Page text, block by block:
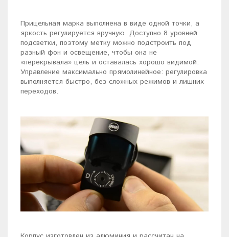
Прицельная марка выполнена в виде одной точки, а
яркость регулируется вручную. Доступно 8 уровней
подсветки, поэтому метку можно подстроить под
разный фон и освещение, чтобы она не
«перекрывала» цель и оставалась хорошо видимой.
Управление максимально прямолинейное: регулировка
выполняется быстро, без сложных режимов и лишних
переходов.